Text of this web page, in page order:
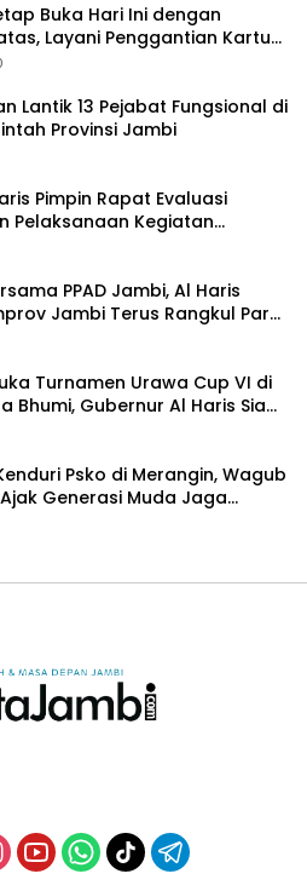
Buka Hari Ini dengan
Layani Penggantian Kartu
PIN
Lantik 13 Pejabat Fungsional di
Provinsi Jambi
Pimpin Rapat Evaluasi
Pelaksanaan Kegiatan
II TA 2026
PPAD Jambi, Al Haris
Jambi Terus Rangkul Para
Turnamen Urawa Cup VI di
Bhumi, Gubernur Al Haris Siap
Urawa
Psko di Merangin, Wagub
Generasi Muda Jaga
Narkoba